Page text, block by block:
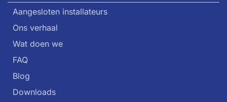
Aangesloten installateurs
Ons verhaal
Wat doen we
FAQ
Blog
Downloads